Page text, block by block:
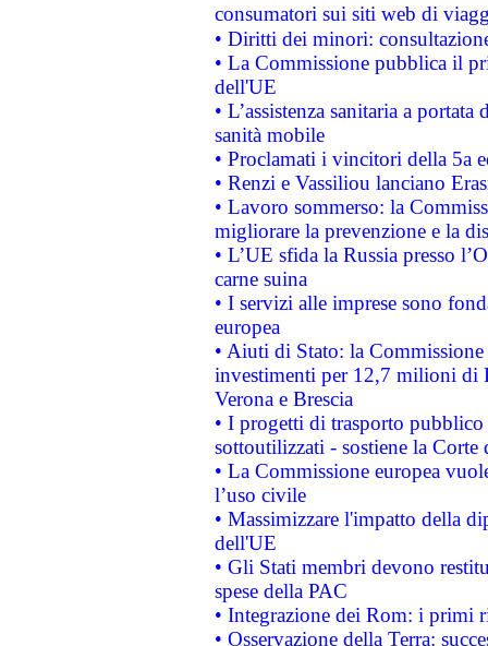
consumatori sui siti web di
• Diritti dei minori:
• La Commissione pubblica il
dell'UE
• L’assistenza sanitaria a
sanità mobile
• Proclamati i vincitori della 5a
• Renzi e Vassiliou lanciano
• Lavoro sommerso: la
migliorare la prevenzione e la
• L’UE sfida la Russia presso
carne suina
• I servizi alle imprese sono
europea
• Aiuti di Stato: la
investimenti per 12,7 milioni di
Verona e Brescia
• I progetti di trasporto
sottoutilizzati - sostiene la Corte
• La Commissione europea
l’uso civile
• Massimizzare l'impatto della
dell'UE
• Gli Stati membri devono
spese della PAC
• Integrazione dei Rom: i primi
• Osservazione della Terra: